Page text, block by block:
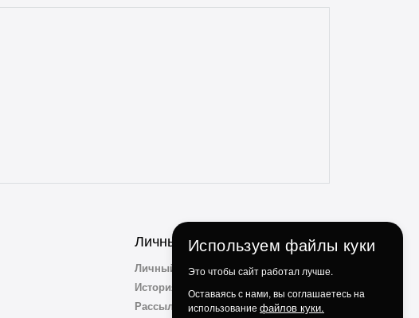
отзывчивые и опытные. Особенно
Личный Кабинет
Личный Кабинет
История заказов
Рассылка
Используем файлы куки
Это чтобы сайт работал лучше.
Оставаясь с нами, вы соглашаетесь на
использование файлов куки.